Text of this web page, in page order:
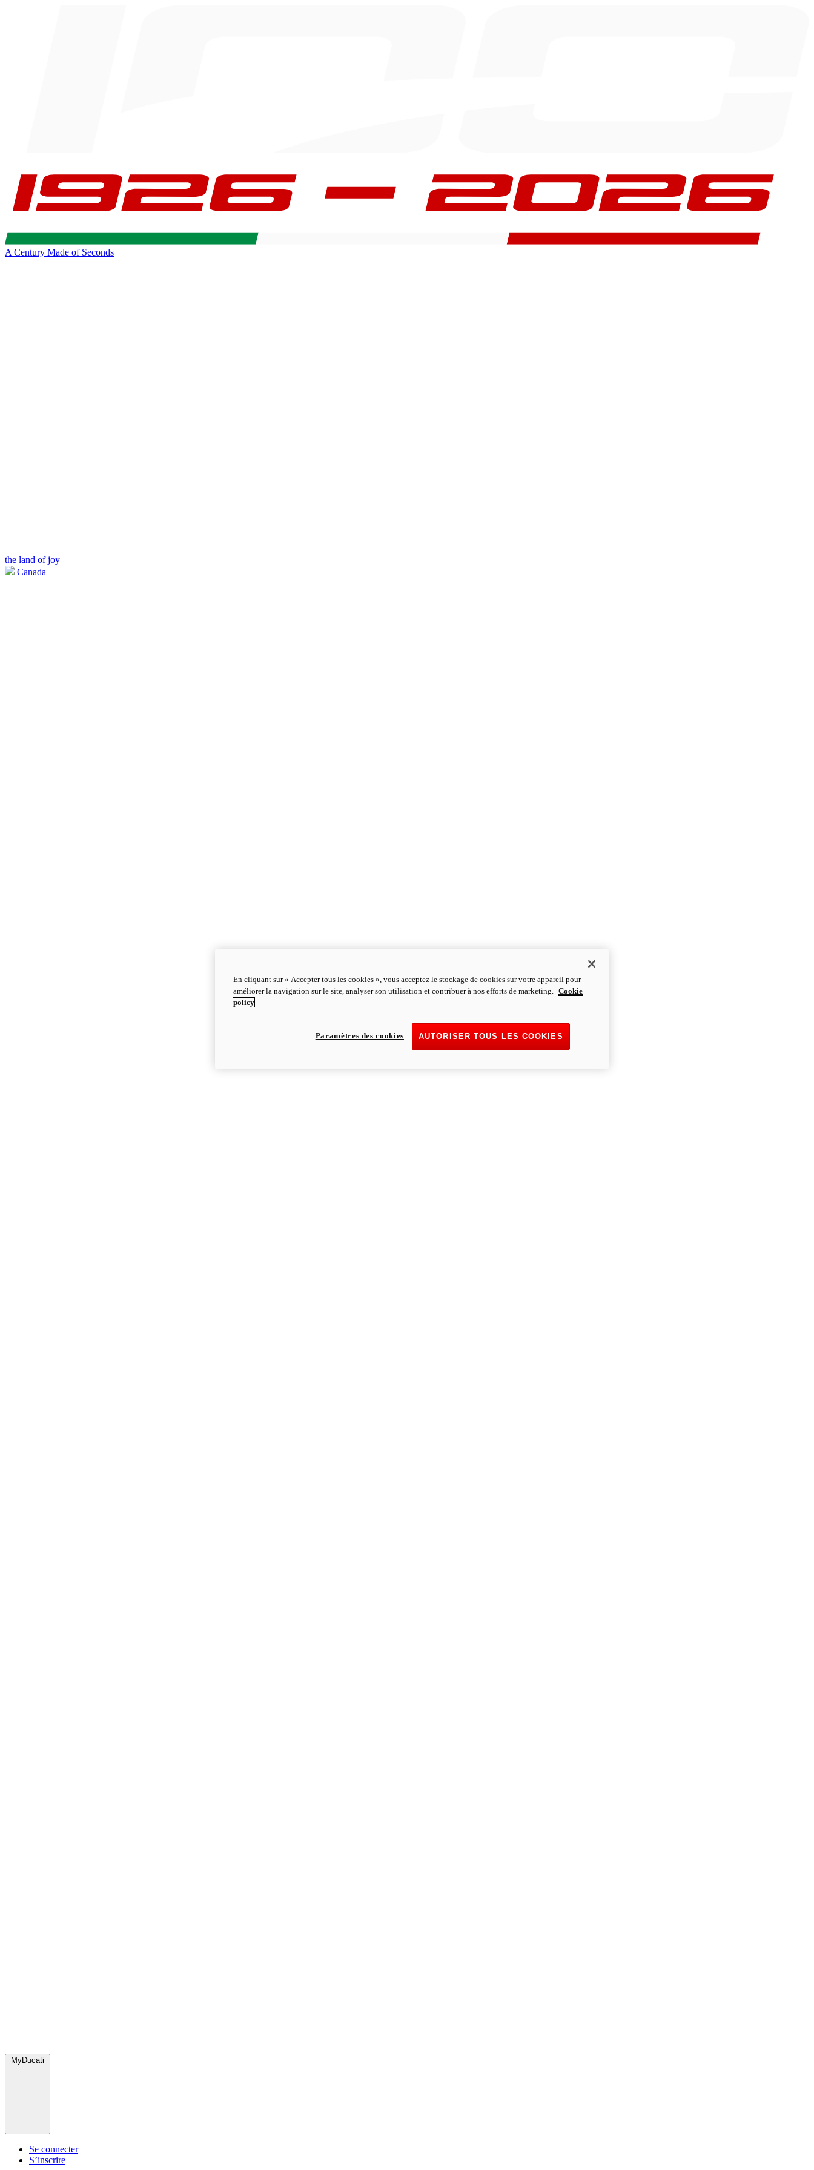
A Century Made of Seconds
the land of joy
Canada
MyDucati
Se connecter
S’inscrire
En cliquant sur « Accepter tous les cookies », vous acceptez le stockage de cookies sur votre appareil pour
améliorer la navigation sur le site, analyser son utilisation et contribuer à nos efforts de marketing. Cookie
policy
AUTORISER TOUS LES COOKIES
Paramètres des cookies